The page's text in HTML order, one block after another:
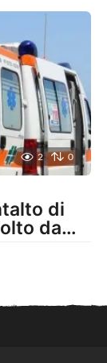
2 0
di
da…